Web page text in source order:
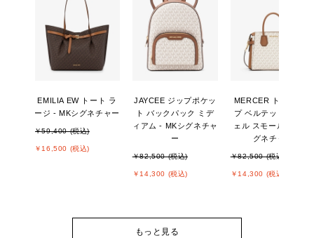
EMILIA EW トート ラ
ージ - MKシグネチャー
￥59,400 (税込)
￥16,500 (税込)
JAYCEE ジップポケッ
ト バックパック ミデ
ィアム - MKシグネチャ
ー
￥82,500 (税込)
￥14,300 (税込)
MERCER トップジッ
プ ベルテッド サッチ
ェル スモール - MKシ
グネチャー
￥82,500 (税込)
￥14,300 (税込)
もっと見る